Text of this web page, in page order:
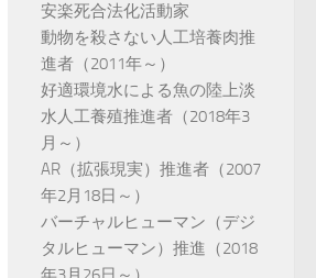
安楽死合法化活動家
動物を殺さない人工培養肉推
進者（2011年～）
好適環境水による魚の陸上淡
水人工養殖推進者（2018年3
月～）
AR（拡張現実）推進者（2007
年2月18日～）
バーチャルヒューマン（デジ
タルヒューマン）推進（2018